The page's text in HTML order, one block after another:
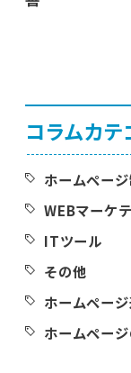
コラムカテ
ホームペー
WEBマーケ
ITツール
その他
ホームペー
ホームペー